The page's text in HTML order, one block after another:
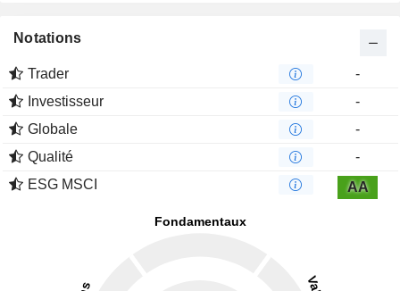
Notations
Trader
-
Investisseur
-
Globale
-
Qualité
-
ESG MSCI
AA